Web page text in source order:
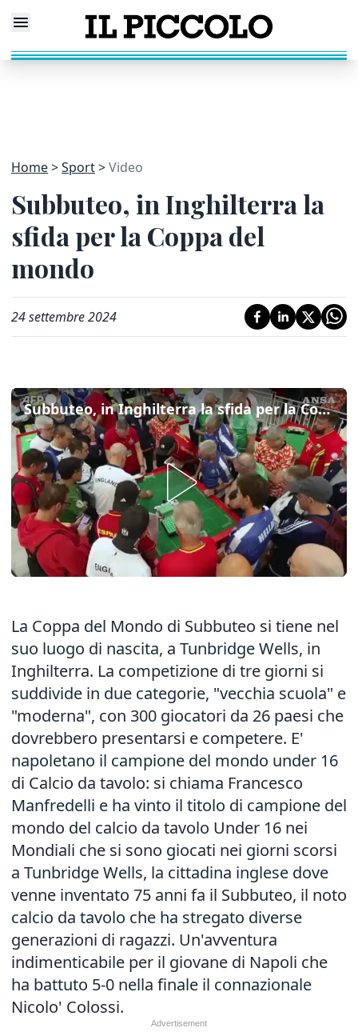
Home Sport Video
Subbuteo, in Inghilterra la
sfida per la Coppa del
mondo
24 settembre 2024
Subbuteo, in Inghilterra la sfida per la Coppa del mondo
La Coppa del Mondo di Subbuteo si tiene nel
suo luogo di nascita, a Tunbridge Wells, in
Inghilterra. La competizione di tre giorni si
suddivide in due categorie, "vecchia scuola" e
"moderna", con 300 giocatori da 26 paesi che
dovrebbero presentarsi e competere. E'
napoletano il campione del mondo under 16
di Calcio da tavolo: si chiama Francesco
Manfredelli e ha vinto il titolo di campione del
mondo del calcio da tavolo Under 16 nei
Mondiali che si sono giocati nei giorni scorsi
a Tunbridge Wells, la cittadina inglese dove
venne inventato 75 anni fa il Subbuteo, il noto
calcio da tavolo che ha stregato diverse
generazioni di ragazzi. Un'avventura
indimenticabile per il giovane di Napoli che
ha battuto 5-0 nella finale il connazionale
Nicolo' Colossi.